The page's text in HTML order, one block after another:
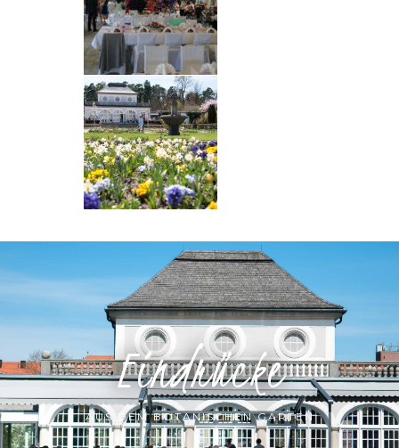
Eindrücke
AUS DEM BOTANISCHEN GARTEN